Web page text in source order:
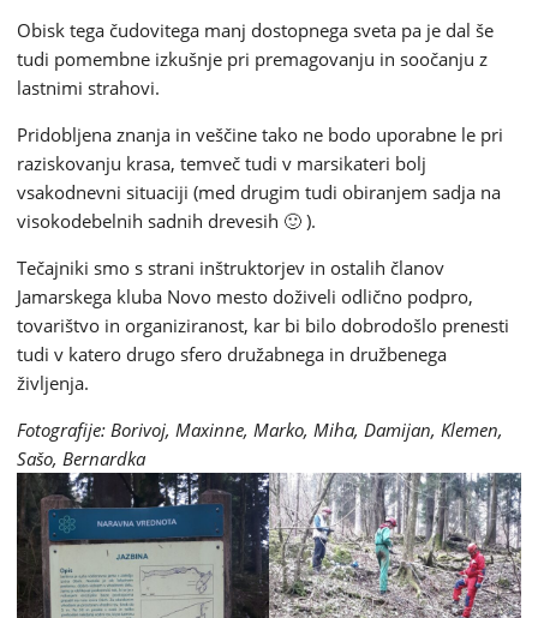
Obisk tega čudovitega manj dostopnega sveta pa je dal še
tudi pomembne izkušnje pri premagovanju in soočanju z
lastnimi strahovi.
Pridobljena znanja in veščine tako ne bodo uporabne le pri
raziskovanju krasa, temveč tudi v marsikateri bolj
vsakodnevni situaciji (med drugim tudi obiranjem sadja na
visokodebelnih sadnih drevesih 🙂 ).
Tečajniki smo s strani inštruktorjev in ostalih članov
Jamarskega kluba Novo mesto doživeli odlično podpro,
tovarištvo in organiziranost, kar bi bilo dobrodošlo prenesti
tudi v katero drugo sfero družabnega in družbenega
življenja.
Fotografije: Borivoj, Maxinne, Marko, Miha, Damijan, Klemen,
Sašo, Bernardka